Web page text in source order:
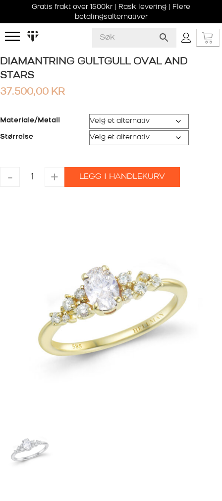
Gratis frakt over 1500kr | Rask levering | Flere
betalingsalternativer
DIAMANTRING GULTGULL OVAL AND
STARS
37.500,00 KR
Materiale/Metall
Størrelse
-
DIAMANTRING
GULTGULL+ LEGG I HANDLEKURV